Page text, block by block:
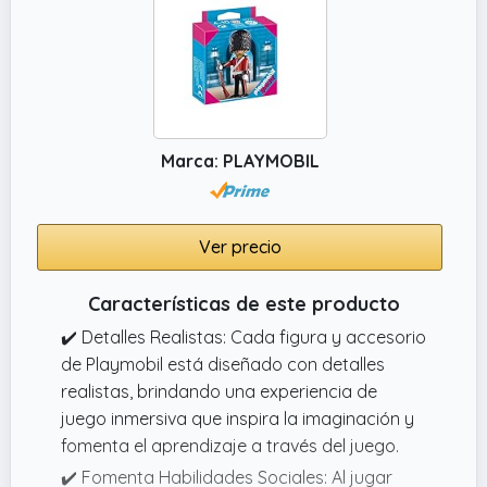
Marca: PLAYMOBIL
Ver precio
Características de este producto
✔️ Detalles Realistas: Cada figura y accesorio
de Playmobil está diseñado con detalles
realistas, brindando una experiencia de
juego inmersiva que inspira la imaginación y
fomenta el aprendizaje a través del juego.
✔️ Fomenta Habilidades Sociales: Al jugar